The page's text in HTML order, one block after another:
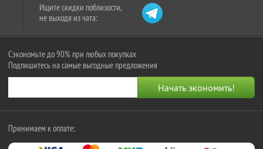
Ищите скидки поблизости,
не выходя из чата:
Сэкономьте до 90% при любых покупках
Подпишитесь на самые выгодные предложения
Принимаем к оплате: